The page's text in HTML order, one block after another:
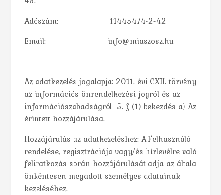
Adószám: 11445474-2-42
Email: info@miaszosz.hu
Az adatkezelés jogalapja: 2011. évi CXII. törvény
az információs önrendelkezési jogról és az
információszabadságról 5. § (1) bekezdés a) Az
érintett hozzájárulása.
Hozzájárulás az adatkezeléshez: A Felhasználó
rendelése, regisztrációja vagy/és hírlevélre való
feliratkozás során hozzájárulását adja az általa
önkéntesen megadott személyes adatainak
kezeléséhez.